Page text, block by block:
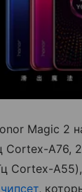
Magic 2
Cortex-A76,
Cortex-
чипсет,